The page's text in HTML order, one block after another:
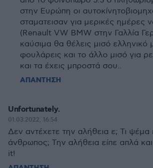
στην Ευρώπη οι
σταματεισαν για μερικές ημέρες
(Renault VW BMW στην Γαλλία
καύσιμα θα θέλεις μισό ελληνικό
φουλάρεις και το άλλο μισό για
και τα έχεις μπροστά σου..
ΑΠΑΝΤΗΣΗ
Unfortunately.
01.03.2022, 16:54
Δεν αντέχετε την αλήθεια ε; Τι ψέμα
άνθρωπος; Την αλήθεια είπε απλά
it!